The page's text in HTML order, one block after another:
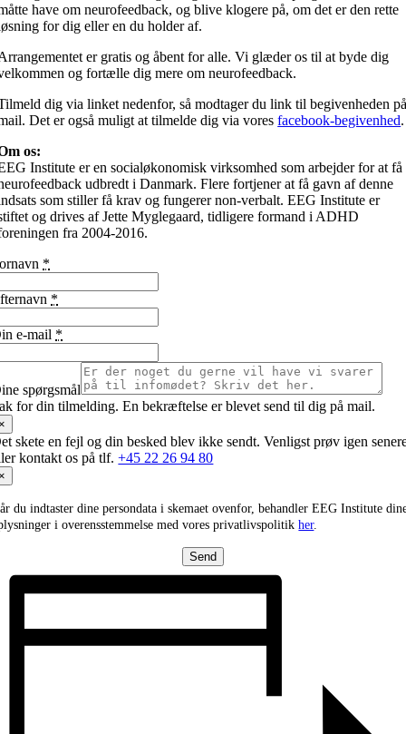
have om neurofeedback, og blive klogere på, om det er den rette
for dig eller en du holder af.
er gratis og åbent for alle. Vi glæder os til at byde dig
og fortælle dig mere om neurofeedback.
dig via linket nedenfor, så modtager du link til begivenheden
Det er også muligt at tilmelde dig via voresfacebook-begivenhed.
os:
Institute er en socialøkonomisk virksomhed som arbejder for at få
udbredt i Danmark. Flere fortjener at få gavn af denne
som stiller få krav og fungerer non-verbalt. EEG Institute er
og drives af Jette Myglegaard, tidligere formand i ADHD
fra 2004-2016.
*
*
e-mail *
spørgsmål
for din tilmelding. En bekræftelse er blevet send til dig på mail.
skete en fejl og din besked blev ikke sendt. Venligst prøv igen
kontakt os på tlf.+45 22 26 94 80
du indtaster dine persondata i skemaet ovenfor, behandler EEG Institute
i overensstemmelse med vores privatlivspolitikher.
Send